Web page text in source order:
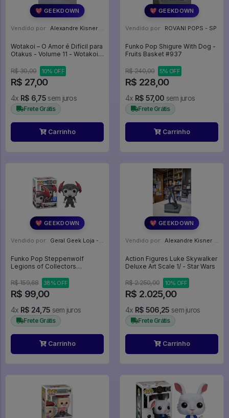
💖 GEEKDOWN
Vendido por: Alexandre Kisner - PR
Wotakoi – O Amor é Difícil para
Otakus - Volume 11 - Wotakoi –
#11
R$ 30,00 10% OFF
R$ 27,00
4x R$ 6,75 sem juros
Frete Grátis
Carrinho
💖 GEEKDOWN
Vendido por: ROVANI POPS - SP
Funko Pop Shigure With Dog -
Fruits Basket #937
R$ 240,00 5% OFF
R$ 228,00
4x R$ 57,00 sem juros
Frete Grátis
Carrinho
💖 GEEKDOWN
Vendido por: Geral Geek Loja - SP
Funko Pop Steppenwolf
Legions of Collectors
#214
R$ 159,68 38% OFF
R$ 99,00
4x R$ 24,75 sem juros
Frete Grátis
Carrinho
💖 GEEKDOWN
Vendido por: Alexandre Kisner - PR
Action Figures Luke Skywalker
Deluxe Art Scale 1/ - Star Wars
R$ 2.250,00 10% OFF
R$ 2.025,00
4x R$ 506,25 sem juros
Frete Grátis
Carrinho